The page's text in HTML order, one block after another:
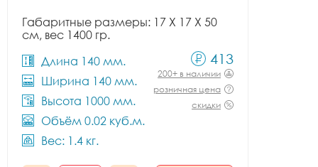
Габаритные размеры: 17 X 17 X 50
см, вес 1400 гр.
Длина 140 мм.
Ширина 140 мм.
Высота 1000 мм.
Объём 0.02 куб.м.
Вес: 1.4 кг.
413
200+ в наличии
розничная цена
скидки